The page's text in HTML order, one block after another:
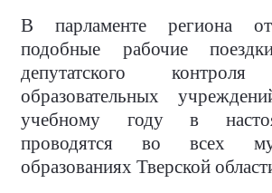
В парламенте региона
подобные рабочие
депутатского контроля
образовательных
учебному году в
проводятся во всех
образованиях Тверской